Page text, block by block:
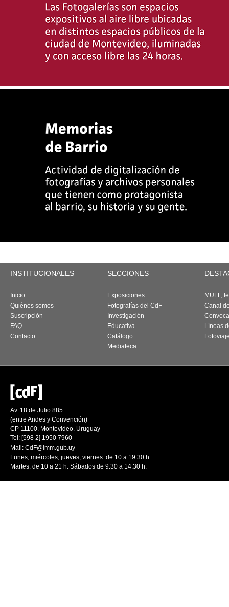
INSTITUCIONALES SECCIONES
Inicio
Quiénes somos
Suscripción
FAQ
Contacto
Exposiciones
Fotografías del CdF
Investigación
Educativa
Catálogo
Mediateca
MUFF,
Canal
Líneas
Av. 18 de Julio 885
(entre Andes y Convención)
CP 11100. Montevideo. Uruguay
Tel: [598 2] 1950 7960
Mail: CdF@imm.gub.uy
Lunes, miércoles, jueves, viernes: de 10 a 19.30 h.
Martes: de 10 a 21 h. Sábados de 9.30 a 14.30 h.